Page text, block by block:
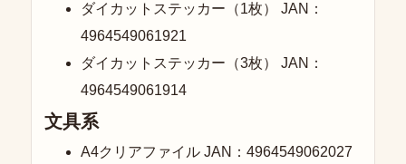
ダイカットステッカー（1枚） JAN：
4964549061921
ダイカットステッカー（3枚） JAN：
4964549061914
文具系
A4クリアファイル JAN：4964549062027